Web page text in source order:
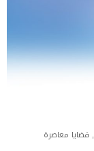
, قضايا معاصرة